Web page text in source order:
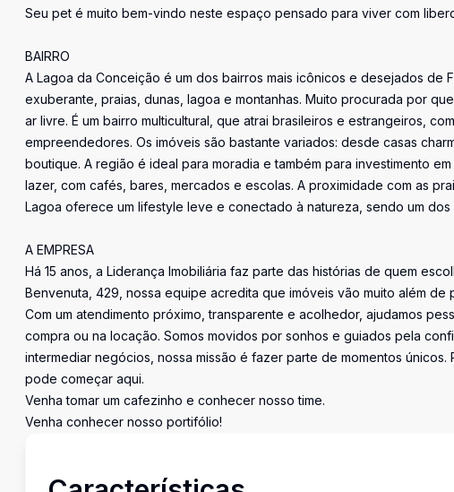
Seu pet é muito bem-vindo neste espaço pensado para viver com
BAIRRO
A Lagoa da Conceição é um dos bairros mais icônicos e desejados de
exuberante, praias, dunas, lagoa e montanhas. Muito procurada por
ar livre. É um bairro multicultural, que atrai brasileiros e estrangeiros,
empreendedores. Os imóveis são bastante variados: desde casas
boutique. A região é ideal para moradia e também para investimento
lazer, com cafés, bares, mercados e escolas. A proximidade com as
Lagoa oferece um lifestyle leve e conectado à natureza, sendo um
A EMPRESA
Há 15 anos, a Liderança Imobiliária faz parte das histórias de quem
Benvenuta, 429, nossa equipe acredita que imóveis vão muito além
Com um atendimento próximo, transparente e acolhedor, ajudamos
compra ou na locação. Somos movidos por sonhos e guiados pela
intermediar negócios, nossa missão é fazer parte de momentos
pode começar aqui.
Venha tomar um cafezinho e conhecer nosso time.
Venha conhecer nosso portifólio!